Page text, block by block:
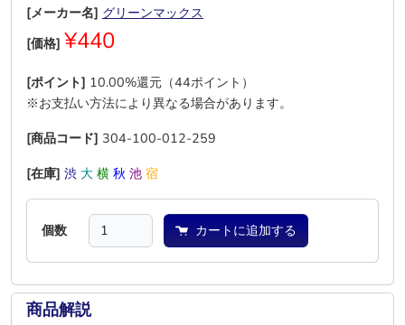
[メーカー名] グリーンマックス
[価格] ¥440
[ポイント] 10.00%還元（44ポイント）
※お支払い方法により異なる場合があります。
[商品コード] 304-100-012-259
[在庫] 渋 大 横 秋 池 宿
個数 カートに追加する
商品解説